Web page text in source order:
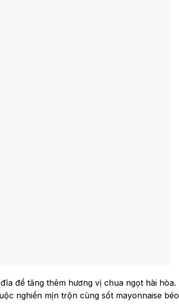
để tăng thêm hương vị chua ngọt hài hòa.
nghiền mịn trộn cùng sốt mayonnaise béo